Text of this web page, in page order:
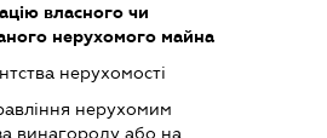
власного чи
нерухомого майна
нерухомості
нерухомим
винагороду або на